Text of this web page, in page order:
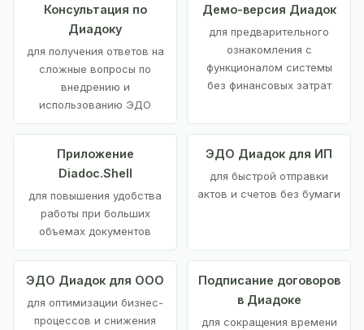
Консультация по
Диадоку
для получения ответов на
сложные вопросы по
внедрению и
использованию ЭДО
Демо-версия Диадок
для предварительного
ознакомления с
функционалом системы
без финансовых затрат
Приложение
Diadoc.Shell
для повышения удобства
работы при больших
объемах документов
ЭДО Диадок для ИП
для быстрой отправки
актов и счетов без бумаги
ЭДО Диадок для ООО
для оптимизации бизнес-
процессов и снижения
Подписание договоров
в Диадоке
для сокращения времени